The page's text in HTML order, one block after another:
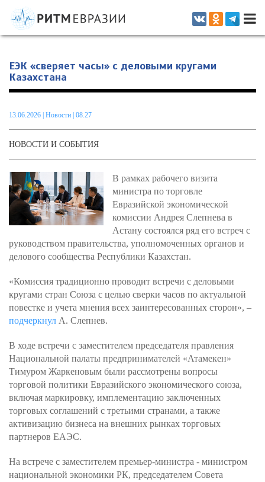
Информационно-аналитическое издание, посвященное актуальным
проблемам интеграции на постсоветском пространстве
ЕЭК «сверяет часы» с деловыми кругами
Казахстана
13.06.2026 Новости | 08.27
НОВОСТИ И СОБЫТИЯ
В рамках рабочего визита
министра по торговле
Евразийской экономической
комиссии Андрея Слепнева в
Астану состоялся ряд его встреч с
руководством правительства, уполномоченных органов и
делового сообщества Республики Казахстан.
«Комиссия традиционно проводит встречи с деловыми
кругами стран Союза с целью сверки часов по актуальной
повестке и учета мнения всех заинтересованных сторон», –
подчеркнул А. Слепнев.
В ходе встречи с заместителем председателя правления
Национальной палаты предпринимателей «Атамекен»
Тимуром Жаркеновым были рассмотрены вопросы
торговой политики Евразийского экономического союза,
включая маркировку, имплементацию заключенных
торговых соглашений с третьими странами, а также
активизацию бизнеса на внешних рынках торговых
партнеров ЕАЭС.
На встрече с заместителем премьер-министра - министром
национальной экономики РК, председателем Совета